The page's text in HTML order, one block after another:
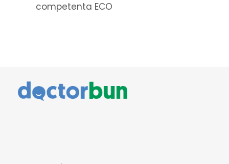
competenta ECO